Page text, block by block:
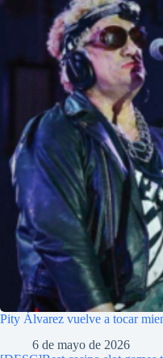
Pity Álvarez vuelve a tocar
6 de mayo de 2026